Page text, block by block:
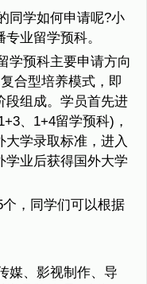
同学如何申请呢?小
业留学预科。
学预科主要申请方向
合型培养模式，即
段组成。学员首先进
、1+4留学预科)，
学录取标准，进入
学业后获得国外大学
，同学们可以根据
媒、影视制作、导